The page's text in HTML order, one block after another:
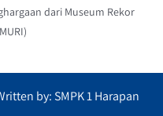
dari Museum Rekor
by: SMPK 1 Harapan